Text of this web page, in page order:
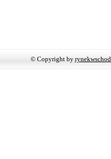
© Copyright by